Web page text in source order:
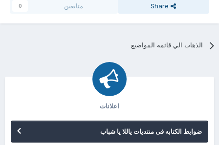
Share متابعين 0
الذهاب الي قائمه المواضيع
اعلانات
ضوابط الكتابه فى منتديات ياللا يا شباب